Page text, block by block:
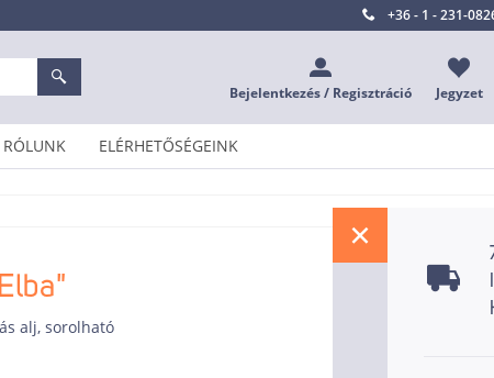
+36 - 1 - 231-
Bejelentkezés / Regisztráció Jegyzet
RÓLUNK ELÉRHETŐSÉGEINK
alj, sorolható